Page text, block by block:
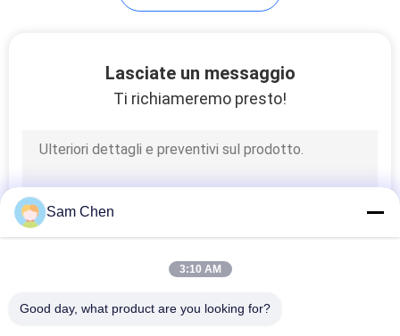
Lasciate un messaggio
Ti richiameremo presto!
Sam Chen
3:10 AM
Good day, what product are you looking for?